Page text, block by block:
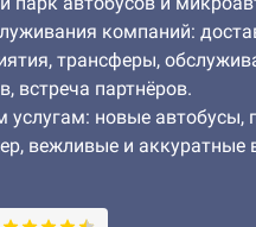
компаний:
трансферы,
встреча партнёров.
услугам: новые автобусы,
вежливые и аккуратные